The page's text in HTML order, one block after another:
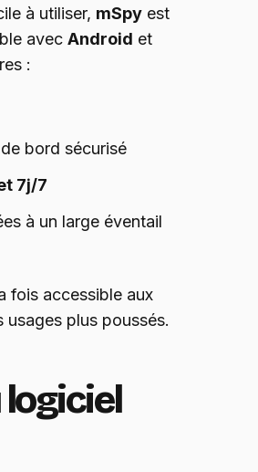
à utiliser, mSpy est
avec Android et
:
bord sécurisé
7j/7
à un large éventail
fois accessible aux
plus poussés.